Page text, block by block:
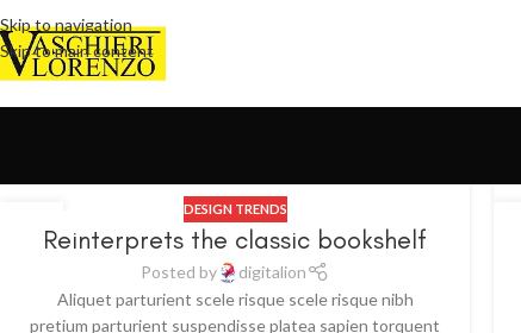
Skip to navigation
Skip to main content
23 DESIGN TRENDS
Reinterprets the classic bookshelf
Posted by
digitalion
Aliquet parturient scele risque scele risque nibh
pretium parturient suspendisse platea sapien torquent